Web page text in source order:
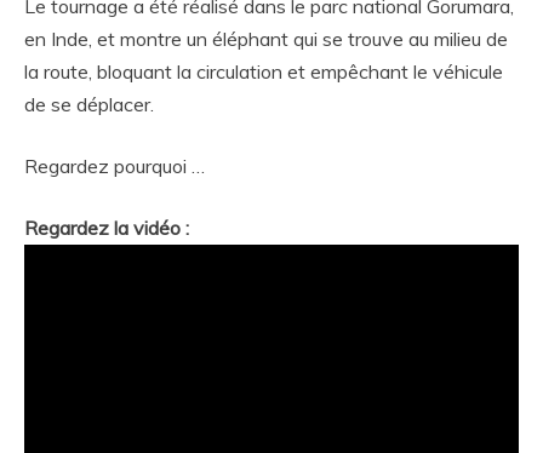
Le tournage a été réalisé dans le parc national Gorumara,
en Inde, et montre un éléphant qui se trouve au milieu de
la route, bloquant la circulation et empêchant le véhicule
de se déplacer.
Regardez pourquoi …
Regardez la vidéo :